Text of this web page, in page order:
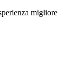
migliore